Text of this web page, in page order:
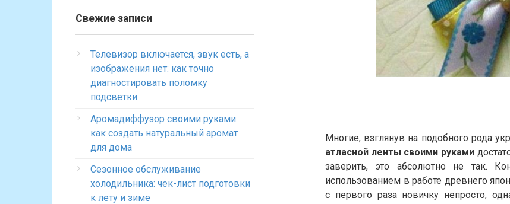
Многие, взглянув на подобного рода
атласной ленты своими руками
заверить, это абсолютно не так.
использованием в работе древнего
с первого раза новичку непросто,
Свежие записи
Телевизор включается, звук есть, а
изображения нет: как точно
диагностировать поломку
подсветки
Аромадиффузор своими руками:
как создать натуральный аромат
для дома
Сезонное обслуживание
холодильника: чек-лист подготовки
к лету и зиме